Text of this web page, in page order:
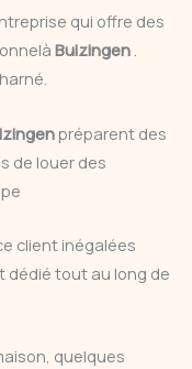
qui offre des
Buizingen .
préparent des
de louer des
client inégalées
dédié tout au long de
quelques